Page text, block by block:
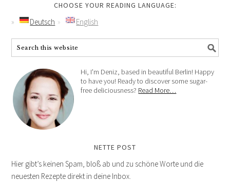
CHOOSE YOUR READING LANGUAGE:
Deutsch English
Hi, I'm Deniz, based in beautiful Berlin! Happy
to have you! Ready to discover some sugar-
free deliciousness? Read More…
NETTE POST
Hier gibt’s keinen Spam, bloß ab und zu schöne Worte und die
neuesten Rezepte direkt in deine Inbox.